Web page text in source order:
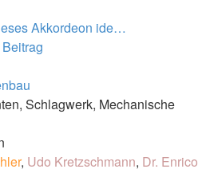
Akkordeon ide…
Schlagwerk, Mechanische
, Udo Kretzschmann, Dr. Enrico